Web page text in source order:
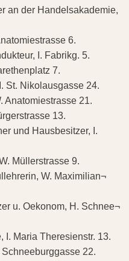
an der Handelsakademie,
6.
I. Fabrikg. 5.
7.
St. Nikolausgasse 24.
Anatomiestrasse 21.
13.
und Hausbesitzer, I.
Müllerstrasse 9.
W. Maximilian¬
u. Oekonom, H. Schnee¬
I. Maria Theresienstr. 13.
22.